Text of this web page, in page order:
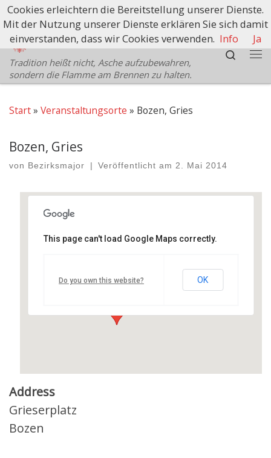
Zum Inhalt springen
Schützenbezirk Bozen
Tradition heißt nicht, Asche aufzubewahren,
sondern die Flamme am Brennen zu halten.
Search
Start» Veranstaltungsorte » Bozen, Gries
Bozen, Gries
von Bezirksmajor Veröffentlicht am2. Mai 2014
Bozen, Gries
Details
This page can't load Google Maps correctly.
Do you own this website? OK
Address
Grieserplatz
Bozen
Cookies erleichtern die Bereitstellung unserer Dienste.
Mit der Nutzung unserer Dienste erklären Sie sich damit
einverstanden, dass wir Cookies verwenden. Info Ja